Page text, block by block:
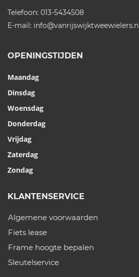
Telefoon: 013-5434508
E-mail: info@vanrijswijktweewielers.nl
OPENINGSTIJDEN
Maandag
Dinsdag
Woensdag
Donderdag
Vrijdag
Zaterdag
Zondag
KLANTENSERVICE
Algemene voorwaarden
Fiets lease
Frame hoogte bepalen
Sleutelservice